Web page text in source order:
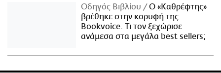
Οδηγός Βιβλίου
Ο «Καθρέφτης»
βρέθηκε στην κορυφή της
Bookvoice. Τι τον ξεχώρισε
ανάμεσα στα μεγάλα best sellers;